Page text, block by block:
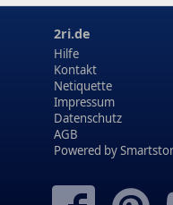
2ri.de
Hilfe
Kontakt
Netiquette
Impressum
Datenschutz
AGB
Powered by